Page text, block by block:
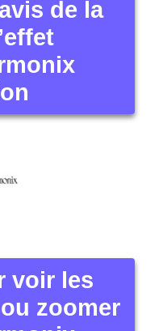
de la
voir les
zoomer